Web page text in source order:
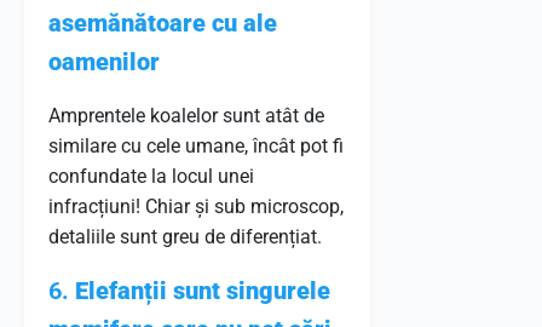
asemănătoare cu ale
oamenilor
Amprentele koalelor sunt atât de
similare cu cele umane, încât pot fi
confundate la locul unei
infracțiuni! Chiar și sub microscop,
detaliile sunt greu de diferențiat.
6. Elefanții sunt singurele